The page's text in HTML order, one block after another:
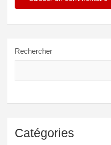
Rechercher
Catégories